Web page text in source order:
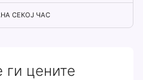
СЕКОЈ ЧАС
ги цените